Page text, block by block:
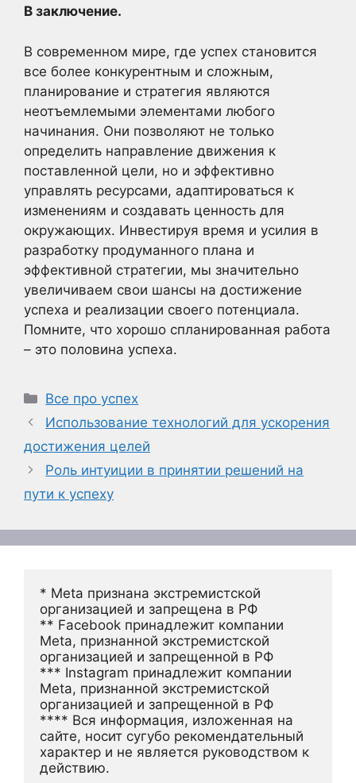
В заключение.
В современном мире, где успех становится
все более конкурентным и сложным,
планирование и стратегия являются
неотъемлемыми элементами любого
начинания. Они позволяют не только
определить направление движения к
поставленной цели, но и эффективно
управлять ресурсами, адаптироваться к
изменениям и создавать ценность для
окружающих. Инвестируя время и усилия в
разработку продуманного плана и
эффективной стратегии, мы значительно
увеличиваем свои шансы на достижение
успеха и реализации своего потенциала.
Помните, что хорошо спланированная работа
– это половина успеха.
Рубрики
Все про успех
Использование технологий для ускорения
достижения целей
Роль интуиции в принятии решений на
пути к успеху
* Meta признана экстремистской
организацией и запрещена в РФ
** Facebook принадлежит компании
Meta, признанной экстремистской
организацией и запрещенной в РФ
*** Instagram принадлежит компании
Meta, признанной экстремистской
организацией и запрещенной в РФ
**** Вся информация, изложенная на
сайте, носит сугубо рекомендательный
характер и не является руководством к
действию.